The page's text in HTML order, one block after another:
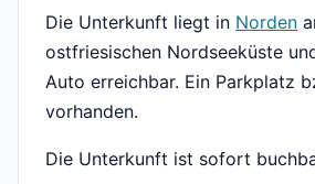
Die Unterkunft liegt in Norden
ostfriesischen Nordseeküste
Auto erreichbar. Ein Parkplatz
vorhanden.
Die Unterkunft ist sofort